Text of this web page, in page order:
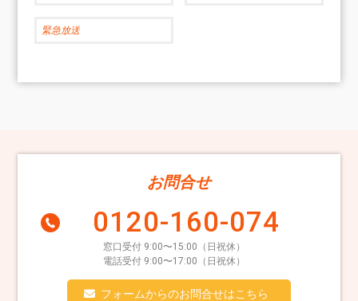
緊急放送
お問合せ
0120-160-074
窓口受付 9:00〜15:00（日祝休）
電話受付 9:00〜17:00（日祝休）
フォームからのお問合せはこちら